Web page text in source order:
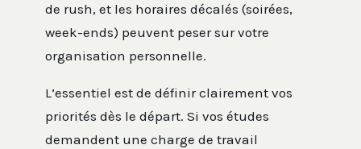
de rush, et les horaires décalés (soirées,
week-ends) peuvent peser sur votre
organisation personnelle.
L’essentiel est de définir clairement vos
priorités dès le départ. Si vos études
demandent une charge de travail